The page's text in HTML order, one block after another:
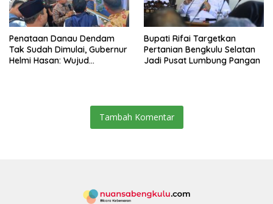
Penataan Danau Dendam
Tak Sudah Dimulai, Gubernur
Helmi Hasan: Wujud
Bupati Rifai Targetkan
Pertanian Bengkulu Selatan
Jadi Pusat Lumbung Pangan
Tambah Komentar